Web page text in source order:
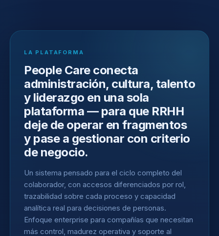
LA PLATAFORMA
People Care conecta
administración, cultura, talento
y liderazgo en una sola
plataforma — para que RRHH
deje de operar en fragmentos
y pase a gestionar con criterio
de negocio.
Un sistema pensado para el ciclo completo del
colaborador, con accesos diferenciados por rol,
trazabilidad sobre cada proceso y capacidad
analítica real para decisiones de personas.
Enfoque enterprise para compañías que necesitan
más control, madurez operativa y soporte al